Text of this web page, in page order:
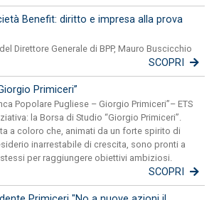
Benefit: diritto e impresa alla prova
Direttore Generale di BPP, Mauro Buscicchio
SCOPRI
Primiceri”
Popolare Pugliese – Giorgio Primiceri”– ETS
la Borsa di Studio “Giorgio Primiceri”.
a coloro che, animati da un forte spirito di
inarrestabile di crescita, sono pronti a
per raggiungere obiettivi ambiziosi.
SCOPRI